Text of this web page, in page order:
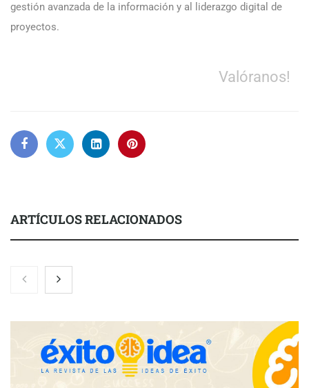
gestión avanzada de la información y al liderazgo digital de
proyectos.
Valóranos!
ARTÍCULOS RELACIONADOS
Nicols presenta seis modelos de anillos de compromiso para el
eclipse solar del 12 de agosto
Zoomex mejora su Strategy Center con herramientas
avanzadas para trading estratégico
COMPALISS de LYSOTRIC: cuando un solo producto multiplica